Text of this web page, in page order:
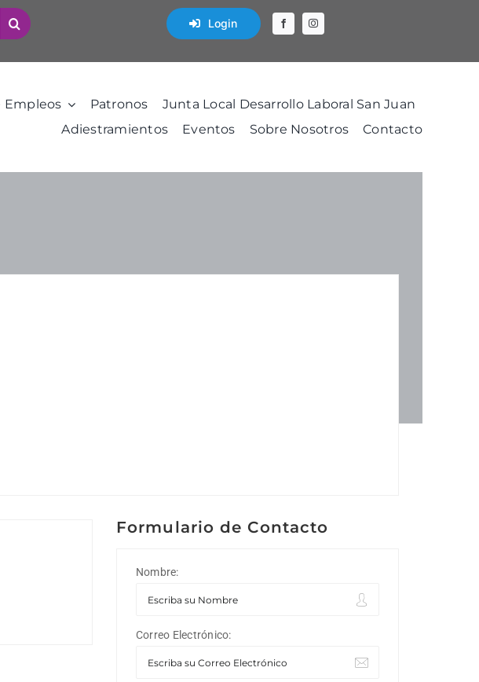
Login
Empleos Patronos
Junta Local Desarrollo Laboral San Juan
Adiestramientos
Eventos Sobre Nosotros Contacto
Formulario de Contacto
Nombre:
Correo Electrónico: